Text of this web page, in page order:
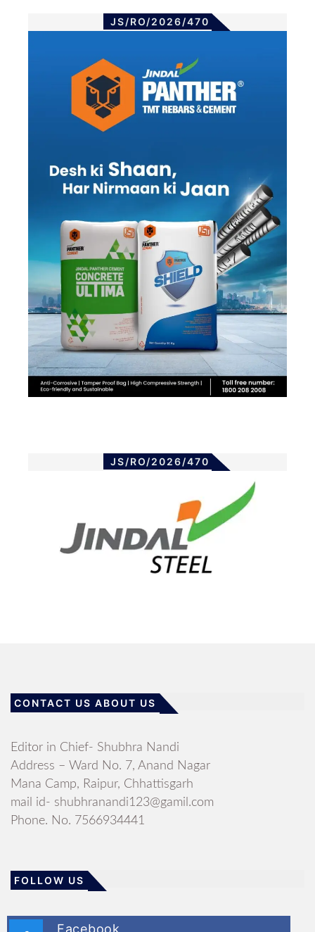
JS/RO/2026/470
JS/RO/2026/470
CONTACT US ABOUT US
Editor in Chief- Shubhra Nandi
Address – Ward No. 7, Anand Nagar
Mana Camp, Raipur, Chhattisgarh
mail id- shubhranandi123@gamil.com
Phone. No. 7566934441
FOLLOW US
Facebook